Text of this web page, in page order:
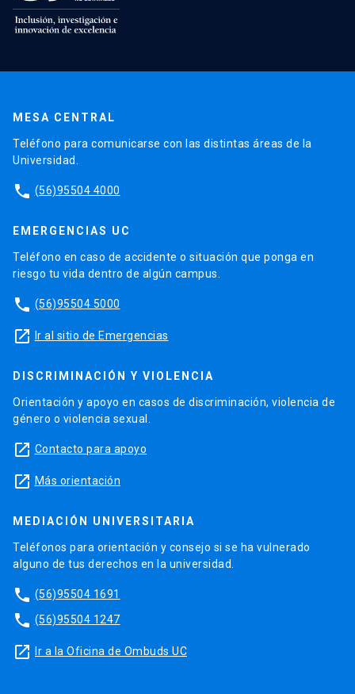
MESA CENTRAL
Teléfono para comunicarse con las distintas áreas de la
Universidad.
phone (56)95504 4000
EMERGENCIAS UC
Teléfono en caso de accidente o situación que ponga en
riesgo tu vida dentro de algún campus.
phone (56)95504 5000
launch Ir al sitio de Emergencias
DISCRIMINACIÓN Y VIOLENCIA
Orientación y apoyo en casos de discriminación, violencia de
género o violencia sexual.
launch Contacto para apoyo
launch Más orientación
MEDIACIÓN UNIVERSITARIA
Teléfonos para orientación y consejo si se ha vulnerado
alguno de tus derechos en la universidad.
phone (56)95504 1691
phone (56)95504 1247
launch Ir a la Oficina de Ombuds UC